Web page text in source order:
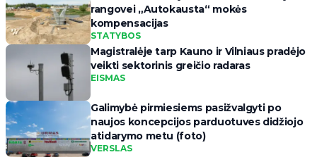
rangovei „Autokausta“ mokės
kompensacijas
STATYBOS
Magistralėje tarp Kauno ir Vilniaus pradėjo
veikti sektorinis greičio radaras
EISMAS
Galimybė pirmiesiems pasižvalgyti po
naujos koncepcijos parduotuves didžiojo
atidarymo metu (foto)
VERSLAS